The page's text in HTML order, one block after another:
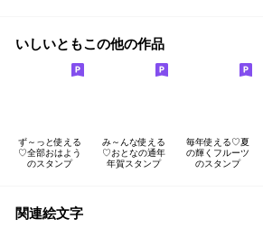
いしいともこの他の作品
ず～っと使える
♡全部おはよう
のスタンプ
み～んな使える
♡おとなの通年
年賀スタンプ
毎年使える♡夏
の輝くフルーツ
のスタンプ
関連絵文字